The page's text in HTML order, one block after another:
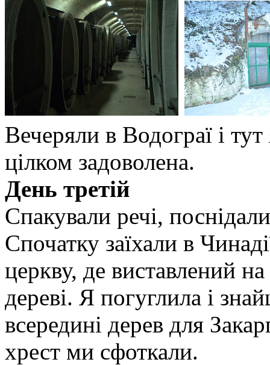
Вечеряли в Водограї і
цілком задоволена.
День третій
Спакували речі,
Спочатку заїхали в
церкву, де виставлений
дереві. Я погуглила і
всередині дерев для
хрест ми сфоткали.